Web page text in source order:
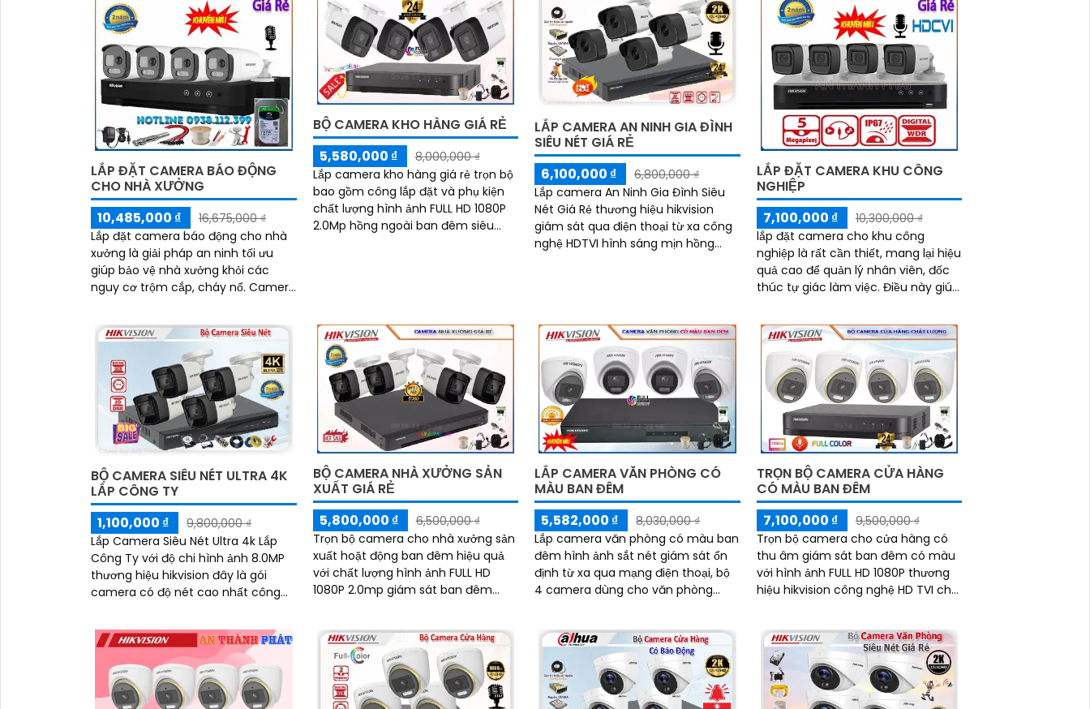
LẮP ĐẶT CAMERA BÁO ĐỘNG
CHO NHÀ XƯỞNG
10,485,000 ₫
16,675,000 ₫
Lắp đặt camera báo động cho nhà
xưởng là giải pháp an ninh tối ưu
giúp bảo vệ nhà xưởng khỏi các
nguy cơ trộm cắp, cháy nổ. Camera
hoạt động của nhân viên, đảm bảo
nhân viên làm việc đúng quy định
BỘ CAMERA KHO HÀNG GIÁ RẺ
5,580,000 ₫
8,000,000 ₫
Lắp camera kho hàng giá rẻ trọn bộ
bao gồm công lắp đặt và phụ kiện
chất lượng hình ảnh FULL HD 1080P
2.0Mp hồng ngoài ban đêm siêu
LẮP CAMERA AN NINH GIA ĐÌNH
SIÊU NÉT GIÁ RẺ
6,100,000 ₫
6,800,000 ₫
Lắp camera An Ninh Gia Đình Siêu
Nét Giá Rẻ thương hiệu hikvision
giám sát qua điện thoại từ xa công
nghệ HDTVI hình sáng mịn hồng
LẮP ĐẶT CAMERA KHU CÔNG
NGHIỆP
7,100,000 ₫
10,300,000 ₫
lắp đặt camera cho khu công
nghiệp là rất cần thiết, mang lại hiệu
quả cao để quản lý nhân viên, đốc
thúc tự giác làm việc. Điều này giúp
hay nhắc nhở trực tiếp.
BỘ CAMERA SIÊU NÉT ULTRA 4K
LẮP CÔNG TY
1,100,000 ₫
9,800,000 ₫
Lắp Camera Siêu Nét Ultra 4k Lắp
Công Ty với độ chi hình ảnh 8.0MP
thương hiệu hikvision đây là gói
camera có độ nét cao nhất công
với thiết...
BỘ CAMERA NHÀ XƯỞNG SẢN
XUẤT GIÁ RẺ
5,800,000 ₫
6,500,000 ₫
Trọn bộ camera cho nhà xưởng sản
xuất hoặt động ban đêm hiệu quả
với chất lượng hình ảnh FULL HD
1080P 2.0mp giám sát ban đêm
LẮP CAMERA VĂN PHÒNG CÓ
MÀU BAN ĐÊM
5,582,000 ₫
8,030,000 ₫
Lắp camera văn phòng có màu ban
đêm hình ảnh sắt nét giám sát ổn
định từ xa qua mạng điện thoại, bộ
4 camera dùng cho văn phòng
TRỌN BỘ CAMERA CỬA HÀNG
CÓ MÀU BAN ĐÊM
7,100,000 ₫
9,500,000 ₫
Trọn bộ camera cho cửa hàng có
thu âm giám sát ban đêm có màu
với hình ảnh FULL HD 1080P thương
hiệu hikvision công nghệ HD TVI cho